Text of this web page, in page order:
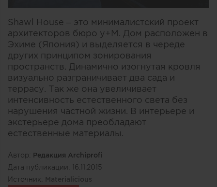
Shawl House – это минималистский проект
архитекторов бюро y+M. Дом расположен в
Эхиме (Япония) и выделяется в череде
других принципом зонирования
пространств. Динамично изогнутая кровля
визуально разграничивает два сада и
террасу. Так же она увеличивает
интенсивность естественного света без
нарушения частной жизни. В интерьере и
экстерьере дома преобладают
естественные материалы.
Автор: Редакция Archiprofi
Дата публикации: 16.11.2015
Источник: Materialicious